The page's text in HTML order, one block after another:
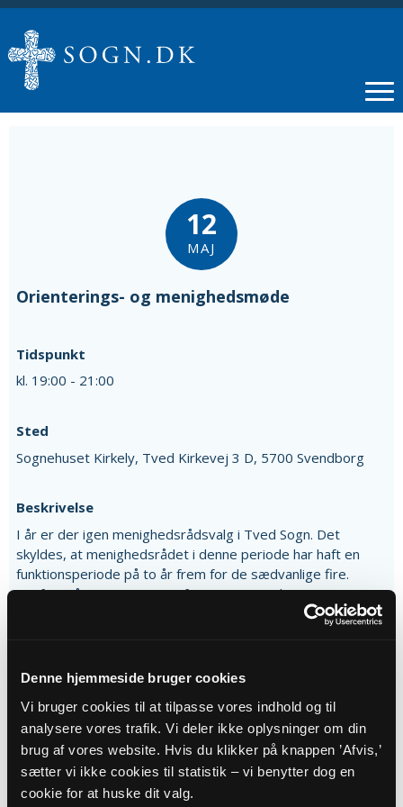
Denne hjemmeside bruger cookies
Vi bruger cookies til at tilpasse vores indhold og til
analysere vores trafik. Vi deler ikke oplysninger om din
brug af vores website. Hvis du klikker på knappen ’Afvis,’
sætter vi ikke cookies til statistik – vi benytter dog en
cookie for at huske dit valg.
12
MAJ
Orienterings- og menighedsmøde
Tidspunkt
kl. 19:00 - 21:00
Sted
Sognehuset Kirkely, Tved Kirkevej 3 D, 5700 Svendborg
Beskrivelse
I år er der igen menighedsrådsvalg i Tved Sogn. Det
skyldes, at menighedsrådet i denne periode har haft en
funktionsperiode på to år frem for de sædvanlige fire.
Derfor står vi nu igen over for et vigtigt valg – og en vigtig
mulighed: nemlig at være med til at præge Tved Kirkes liv
danner kirken og sognehuset Kirkely ramme om et væld af
mennesker lægger tid, idéer og kræfter i arbejdet. Vi
mødes til morgensang den første onsdag i måneden,
samles til caféeftermiddage med fortællinger, kaffe og
fællesskab, og hver mandag summer det af liv i
Nørkleklubben. Derudover danner kirken ramme om